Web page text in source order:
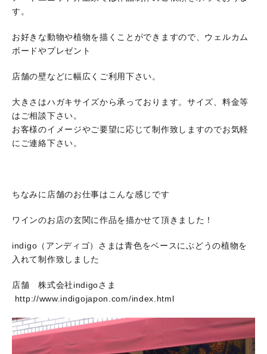
す。
お好きな動物や植物を描くことができますので、ウェルカム
ボードやプレゼント
店舗の壁などに幅広くご利用下さい。
大きさはハガキサイズから承っております。サイズ、料金等
はご相談下さい。
お客様のイメージやご要望に応じて制作致しますのでお気軽
にご連絡下さい。
ちなみに店舗のお仕事はこんな感じです
ワインのお店の玄関に作品を描かせて頂きました！
indigo（アンディゴ）さまは青色をベースにぶどうの植物を
入れて制作致しました
店舗 株式会社indigoさま
http://www.indigojapon.com/index.html